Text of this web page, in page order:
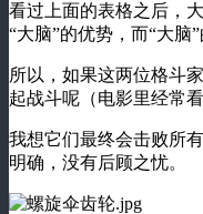
看过上面的表格之后，
“大脑”的优势，而“大脑
所以，如果这两位格斗
起战斗呢（电影里经常
我想它们最终会击败所
明确，没有后顾之忧。